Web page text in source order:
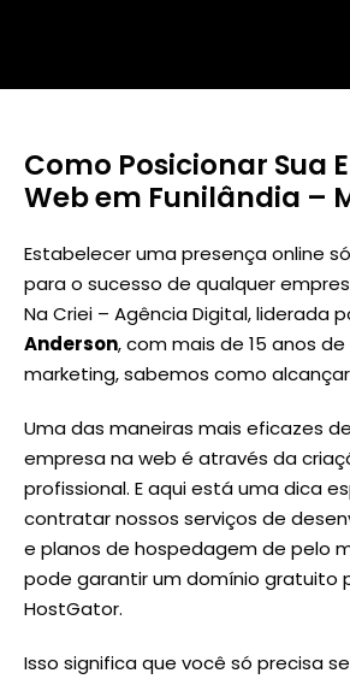
Como Posicionar Sua
Web em Funilândia –
Estabelecer uma presença online
para o sucesso de qualquer
Na Criei – Agência Digital, liderada
Anderson, com mais de 15 anos
marketing, sabemos como
Uma das maneiras mais eficazes
empresa na web é através da
profissional. E aqui está uma dica
contratar nossos serviços de
e planos de hospedagem de pelo
pode garantir um domínio gratuito
HostGator.
Isso significa que você só precisa